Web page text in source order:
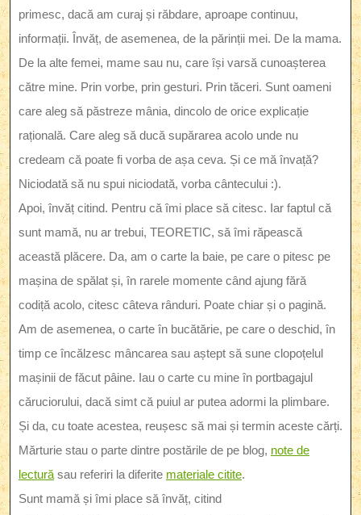
primesc, dacă am curaj și răbdare, aproape continuu,
informații. Învăț, de asemenea, de la părinții mei. De la mama.
De la alte femei, mame sau nu, care își varsă cunoașterea
către mine. Prin vorbe, prin gesturi. Prin tăceri. Sunt oameni
care aleg să păstreze mânia, dincolo de orice explicație
rațională. Care aleg să ducă supărarea acolo unde nu
credeam că poate fi vorba de așa ceva. Și ce mă învață?
Niciodată să nu spui niciodată, vorba cântecului :).
Apoi, învăț citind. Pentru că îmi place să citesc. Iar faptul că
sunt mamă, nu ar trebui, TEORETIC, să îmi răpească
această plăcere. Da, am o carte la baie, pe care o pitesc pe
mașina de spălat și, în rarele momente când ajung fără
codiță acolo, citesc câteva rânduri. Poate chiar și o pagină.
Am de asemenea, o carte în bucătărie, pe care o deschid, în
timp ce încălzesc mâncarea sau aștept să sune clopoțelul
mașinii de făcut pâine. Iau o carte cu mine în portbagajul
căruciorului, dacă simt că puiul ar putea adormi la plimbare.
Și da, cu toate acestea, reușesc să mai și termin aceste cărți.
Mărturie stau o parte dintre postările de pe blog, note de
lectură sau referiri la diferite materiale citite.
Sunt mamă și îmi place să învăț, citind